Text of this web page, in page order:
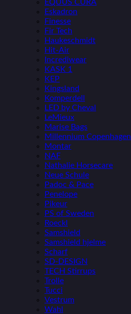
EQUUS CURA
Eskadron
Finesse
Fir Tech
Haukeschmidt
Hit-Air
Incrediwear
KASK 1
KEP
Kingsland
Komperdell
LED by Cheval
LeMieux
Marise Bags
Millennium Copenhagen
Montar
NAF
Nathalie Horsecare
Neue Schule
Padoc & Pace
Penelope
Pikeur
PS of Sweden
Roeckl
Samshield
Samshield hjelme
Scharf
SD-DESIGN
TECH Stirrups
Trolle
Tucci
Vestrum
Wahl